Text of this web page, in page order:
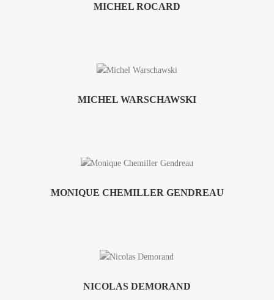
MICHEL ROCARD
MICHEL WARSCHAWSKI
MONIQUE CHEMILLER GENDREAU
NICOLAS DEMORAND